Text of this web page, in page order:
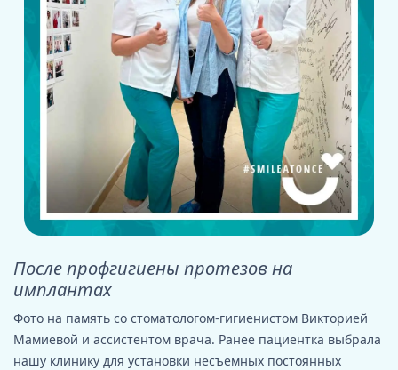
После профгигиены протезов на
имплантах
Фото на память со стоматологом-гигиенистом Викторией
Мамиевой и ассистентом врача. Ранее пациентка выбрала
нашу клинику для установки несъемных постоянных